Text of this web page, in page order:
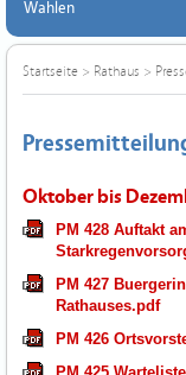
Wahlen
Startseite > Rathaus >
Oktober bis
PM 428 Auftakt
PM 427
Rathauses.pdf
PM 426